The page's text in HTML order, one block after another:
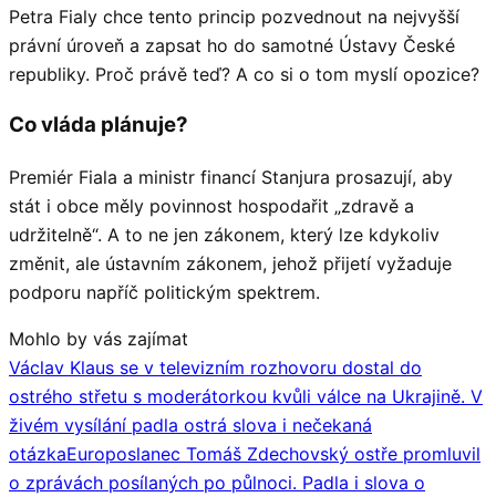
Petra Fialy chce tento princip pozvednout na nejvyšší
právní úroveň a zapsat ho do samotné Ústavy České
republiky. Proč právě teď? A co si o tom myslí opozice?
Co vláda plánuje?
Premiér Fiala a ministr financí Stanjura prosazují, aby
stát i obce měly povinnost hospodařit „zdravě a
udržitelně“. A to ne jen zákonem, který lze kdykoliv
změnit, ale ústavním zákonem, jehož přijetí vyžaduje
podporu napříč politickým spektrem.
Mohlo by vás zajímat
Václav Klaus se v televizním rozhovoru dostal do
ostrého střetu s moderátorkou kvůli válce na Ukrajině. V
živém vysílání padla ostrá slova i nečekaná
otázkaEuroposlanec Tomáš Zdechovský ostře promluvil
o zprávách posílaných po půlnoci. Padla i slova o